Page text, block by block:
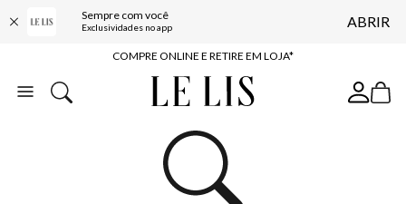
Sempre com você
Exclusividades no app ABRIR
10% OFF NA PRIMEIRA COMPRA*
COMPRE ONLINE E RETIRE EM LOJA*
ENTREGA EXPRESSA*
BAIXE O APP
10% OFF NA PRIMEIRA COMPRA*